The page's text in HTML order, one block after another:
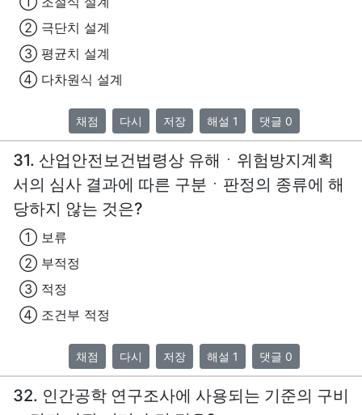
② 극단치 설계
③ 평균치 설계
④ 다차원식 설계
채점 다시 저장 해설 1 댓글 0
31. 산업안전보건법령상 유해ㆍ위험방지계획
서의 심사 결과에 따른 구분ㆍ판정의 종류에 해
당하지 않는 것은?
① 보류
② 부적정
③ 적정
④ 조건부 적정
채점 다시 저장 해설 1 댓글 0
32. 인간공학 연구조사에 사용되는 기준의 구비